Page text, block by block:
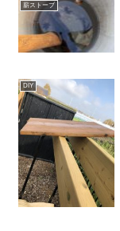
薪ストーブ
DIY